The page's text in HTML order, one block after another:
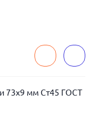
73x9 мм Ст45 ГОСТ